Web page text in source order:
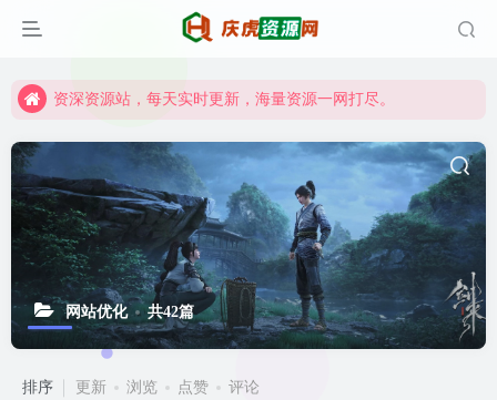
资深资源站，每天实时更新，海量资源一网打尽。
资深资源站，每天实时更新，海量资源一网打尽。
网站优化 共42篇
排序 更新 浏览 点赞 评论